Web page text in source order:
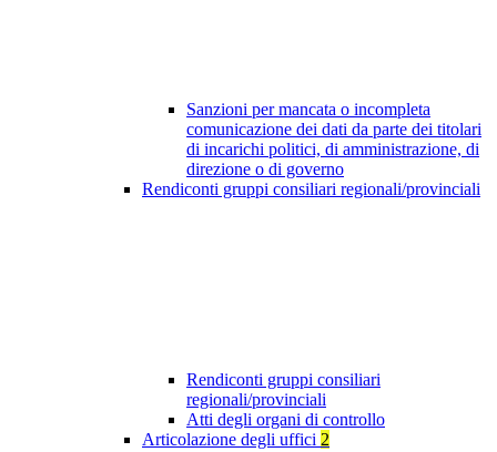
Sanzioni per mancata o incompleta
comunicazione dei dati da parte dei titolari
di incarichi politici, di amministrazione, di
direzione o di governo
Rendiconti gruppi consiliari regionali/provinciali
Rendiconti gruppi consiliari
regionali/provinciali
Atti degli organi di controllo
Articolazione degli uffici 2